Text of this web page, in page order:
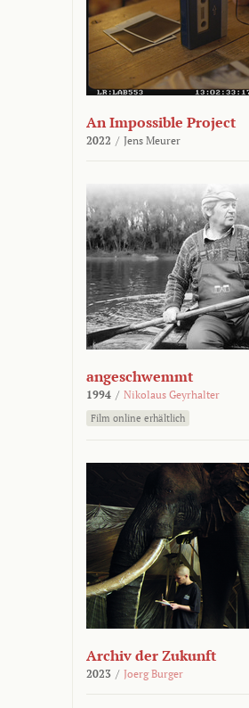
An Impossible Project
2022 / Jens Meurer
angeschwemmt
1994 / Nikolaus Geyrhalter
Film online erhältlich
Archiv der Zukunft
2023 / Joerg Burger